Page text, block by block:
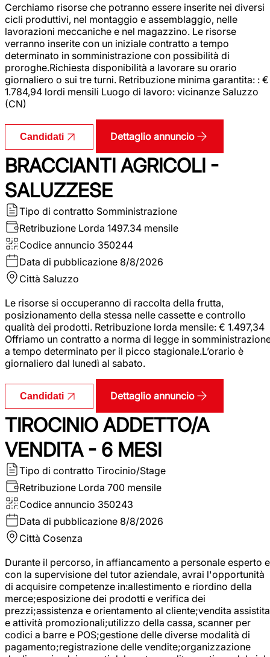
Cerchiamo risorse che potranno essere inserite nei diversi
cicli produttivi, nel montaggio e assemblaggio, nelle
lavorazioni meccaniche e nel magazzino. Le risorse
verranno inserite con un iniziale contratto a tempo
determinato in somministrazione con possibilità di
proroghe.Richiesta disponibilità a lavorare su orario
giornaliero o sui tre turni. Retribuzione minima garantita: : €
1.784,94 lordi mensili Luogo di lavoro: vicinanze Saluzzo
(CN)
Candidati Dettaglio annuncio
BRACCIANTI AGRICOLI -
SALUZZESE
Tipo di contratto Somministrazione
Retribuzione Lorda 1497.34 mensile
Codice annuncio 350244
Data di pubblicazione 8/8/2026
Città Saluzzo
Le risorse si occuperanno di raccolta della frutta,
posizionamento della stessa nelle cassette e controllo
qualità dei prodotti. Retribuzione lorda mensile: € 1.497,34
Offriamo un contratto a norma di legge in
a tempo determinato per il picco stagionale.L’orario è
giornaliero dal lunedì al sabato.
Candidati Dettaglio annuncio
TIROCINIO ADDETTO/A
VENDITA - 6 MESI
Tipo di contratto Tirocinio/Stage
Retribuzione Lorda 700 mensile
Codice annuncio 350243
Data di pubblicazione 8/8/2026
Città Cosenza
Durante il percorso, in affiancamento a personale esperto e
con la supervisione del tutor aziendale, avrai l'opportunità
di acquisire competenze in:allestimento e riordino della
merce;esposizione dei prodotti e verifica dei
prezzi;assistenza e orientamento al cliente;vendita assistita
e attività promozionali;utilizzo della cassa, scanner per
codici a barre e POS;gestione delle diverse modalità di
pagamento;registrazione delle vendite;organizzazione